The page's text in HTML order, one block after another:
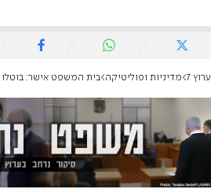
ערוץ 7 מדיניות ופוליטיקה בית המשפט אישר: בוטלו ימי העדות של נתניהו